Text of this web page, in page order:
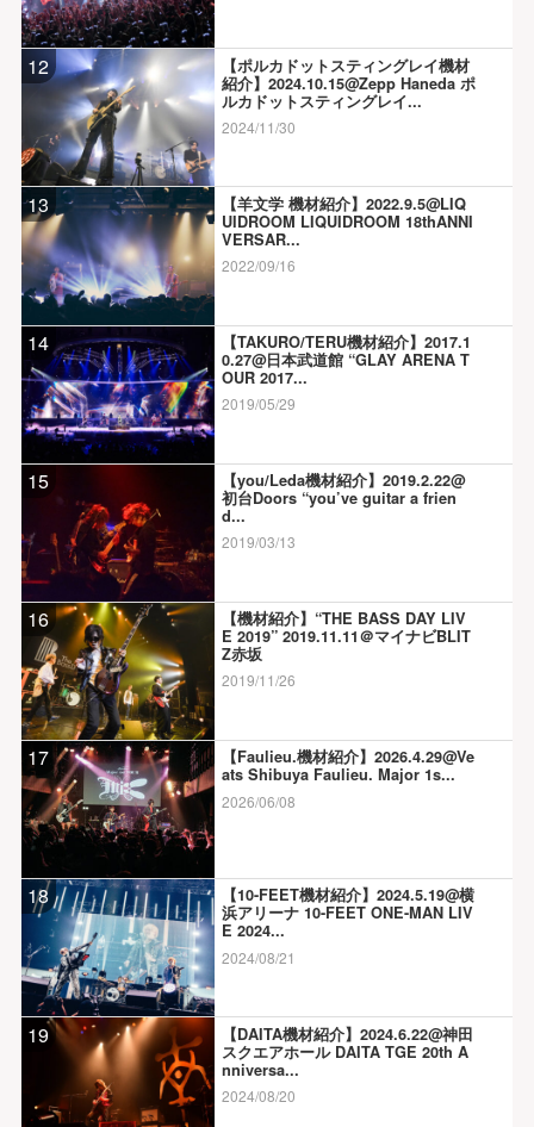
12
【ポルカドットスティングレイ機材
紹介】2024.10.15@Zepp Haneda ポ
ルカドットスティングレイ...
2024/11/30
13
【羊文学 機材紹介】2022.9.5@LIQ
UIDROOM LIQUIDROOM 18thANNI
VERSAR...
2022/09/16
14
【TAKURO/TERU機材紹介】2017.1
0.27@日本武道館 “GLAY ARENA T
OUR 2017...
2019/05/29
15
【you/Leda機材紹介】2019.2.22@
初台Doors “you’ve guitar a frien
d...
2019/03/13
16
【機材紹介】“THE BASS DAY LIV
E 2019” 2019.11.11＠マイナビBLIT
Z赤坂
2019/11/26
17
【Faulieu.機材紹介】2026.4.29@Ve
ats Shibuya Faulieu. Major 1s...
2026/06/08
18
【10-FEET機材紹介】2024.5.19@横
浜アリーナ 10-FEET ONE-MAN LIV
E 2024...
2024/08/21
19
【DAITA機材紹介】2024.6.22@神田
スクエアホール DAITA TGE 20th A
nniversa...
2024/08/20